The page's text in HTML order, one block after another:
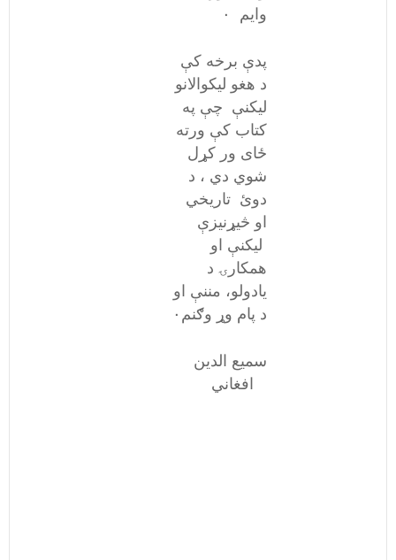
وایم ٠
پدې برخه کې
د هغو لیکوالانو
ليکنې چې په
کتاب کې ورته
ځای ور کړل
شوي دي ، د
دوئ تاریخي
او څیړنیزې
لیکنې او
همکارۍ د
يادولو، مننې او
د پام وړ وګنم۰
سميع الدین